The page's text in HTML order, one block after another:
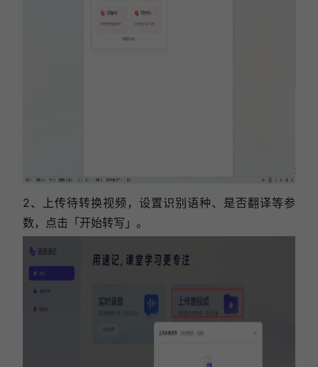
2、上传待转换视频，设置识别语种、是否翻译等参
数，点击「开始转写」。